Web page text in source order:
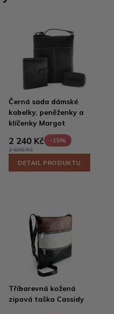
Černá sada dámské
kabelky, peněženky a
klíčenky Margot
2 240 Kč
-15%
2 636 Kč
DETAIL PRODUKTU
Tříbarevná kožená
zipová taška Cassidy